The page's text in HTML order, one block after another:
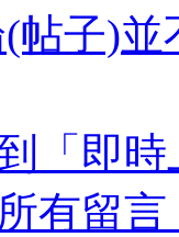
帖子)
「即
有留